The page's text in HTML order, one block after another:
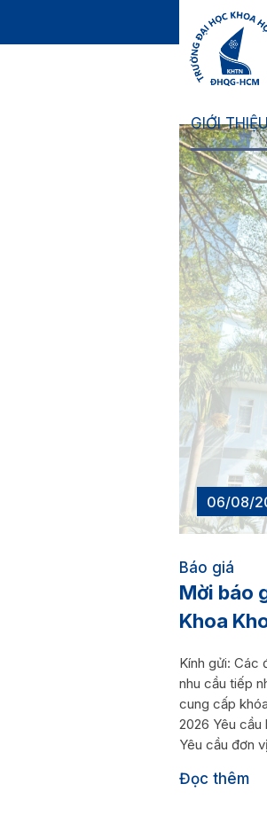
GIỚI
06/08/
Báo giá
Mời báo
Khoa
Kính gửi: Các
nhu cầu tiếp
cung cấp
2026 Yêu cầu
Yêu cầu đơn
Đọc thêm